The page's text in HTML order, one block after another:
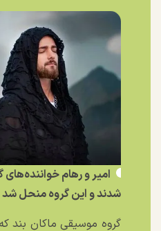
امیر و رهام خواننده‌های
شدند و این گروه منحل شد
گروه موسیقی ماکان بند